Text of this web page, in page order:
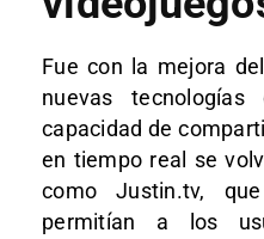
Fue con la mejora
nuevas
capacidad de
en tiempo real se
como Justin.tv,
permitían a los